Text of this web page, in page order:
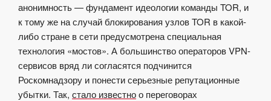
анонимность — фундамент идеологии команды TOR, и
к тому же на случай блокирования узлов TOR в какой-
либо стране в сети предусмотрена специальная
технология «мостов». А большинство операторов VPN-
сервисов вряд ли согласятся подчинится
Роскомнадзору и понести серьезные репутационные
убытки. Так, стало известноо переговорах